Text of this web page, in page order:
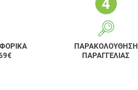
ΠΑΡΑΚΟΛΟΥΘΗΣΗ
ΠΑΡΑΓΓΕΛΙΑΣ